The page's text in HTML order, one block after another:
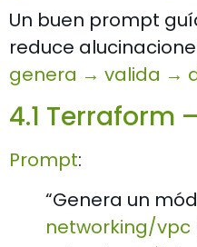
Un buen prompt
reduce
genera → valida →
4.1 Terraform
Prompt:
“Genera un
networking/vpc